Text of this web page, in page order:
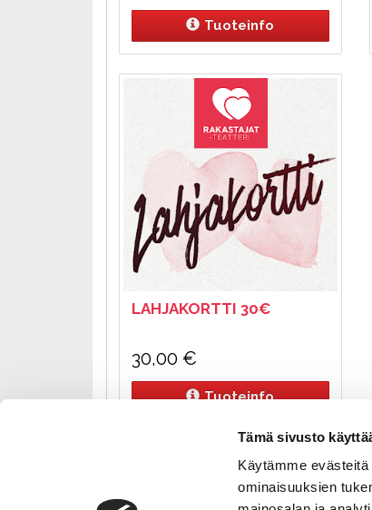
Tämä sivusto
Käytämme
ominaisuuksien
Tuoteinfo
LAHJAKORTTI 30€
30,00 €
Tuoteinfo